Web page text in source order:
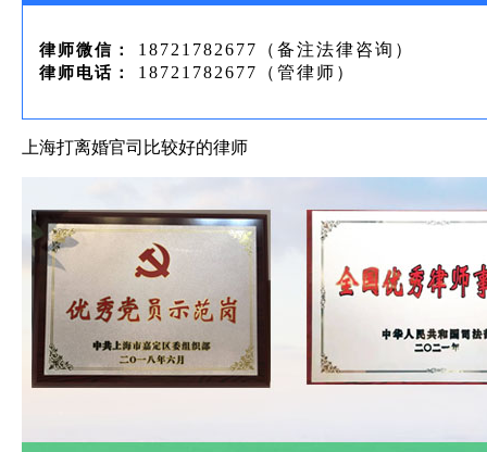
律师微信： 18721782677（备注法律咨询）
律师电话： 18721782677（管律师）
上海打离婚官司比较好的律师